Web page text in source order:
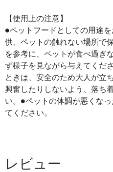
【使用上の注意】
●ペットフードとしての用途
供、ペットの触れない場所で
を参考に、ペットが食べ過ぎ
ず様子を見ながら与えてくだ
ときは、安全のため大人が立
興奮したりしないよう、落ち
い。●ペットの体調が悪くな
てください。
レビュー